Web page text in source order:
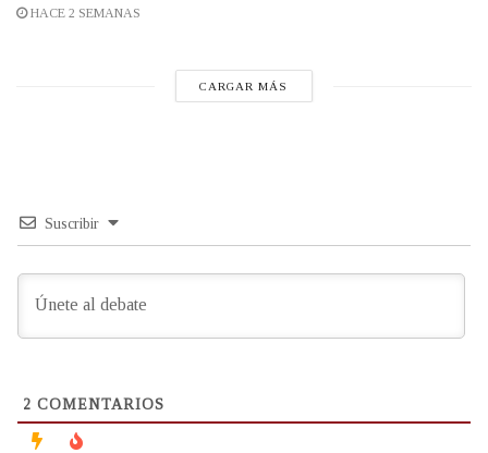
HACE 2 SEMANAS
CARGAR MÁS
Suscribir
2 COMENTARIOS